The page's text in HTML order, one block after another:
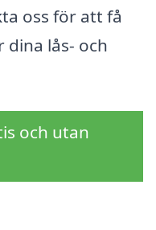
oss för att få
lås- och
och utan